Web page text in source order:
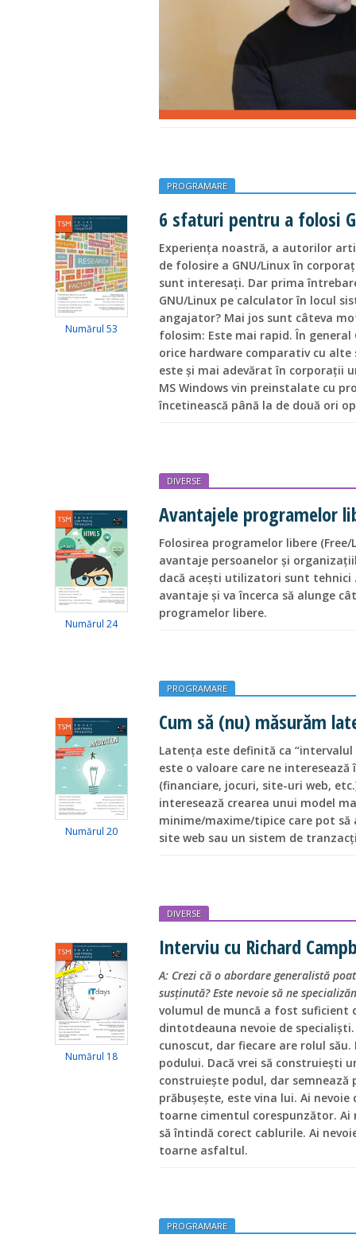
Numărul 53
PROGRAMARE
6 sfaturi pentru a folosi
Experiența noastră, a autorilor
de folosire a GNU/Linux în
sunt interesați. Dar prima
GNU/Linux pe calculator în locul
angajator? Mai jos sunt câteva
folosim: Este mai rapid. În general
orice hardware comparativ cu alte
este și mai adevărat în corporații
MS Windows vin preinstalate cu
încetinească până la de două ori
Numărul 24
DIVERSE
Avantajele programelor
Folosirea programelor libere
avantaje persoanelor și
dacă acești utilizatori sunt tehnici
avantaje și va încerca să alunge
programelor libere.
Numărul 20
PROGRAMARE
Cum să (nu) măsurăm
Latenţa este definită ca
este o valoare care ne
(financiare, jocuri, site-uri web,
interesează crearea unui model
minime/maxime/tipice care pot
site web sau un sistem de
Numărul 18
DIVERSE
Interviu cu Richard
A: Crezi că o abordare generalistă
susţinută? Este nevoie să ne
volumul de muncă a fost suficient
dintotdeauna nevoie de
cunoscut, dar fiecare are rolul
podului. Dacă vrei să construieşti
construieşte podul, dar semnează
prăbuşeşte, este vina lui. Ai
toarne cimentul corespunzător. Ai
să întindă corect cablurile. Ai
toarne asfaltul.
PROGRAMARE